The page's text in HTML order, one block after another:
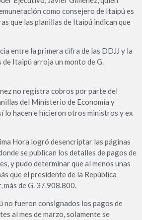
como consejero de Itaipú es
que las planillas de Itaipú indican que
entre la primera cifra de las DDJJ y la
de Itaipú arroja un monto de G.
no registra cobros por parte del
del Ministerio de Economía y
lo hacen e hicieron otros ministros y ex
Hora logró desencriptar las páginas
se publican los detalles de pagos de
y pudo determinar que al menos unas
que el presidente de la República
más de G. 37.908.800.
no fueron consignados los pagos de
al mes de marzo, solamente se